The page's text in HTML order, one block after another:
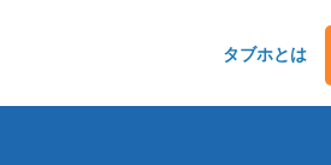
タブホとは